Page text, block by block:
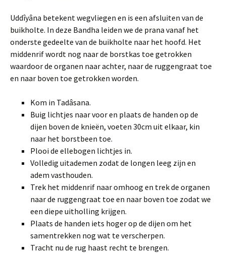
Uddîyâna betekent wegvliegen en is een afsluiten van de
buikholte. In deze Bandha leiden we de prana vanaf het
onderste gedeelte van de buikholte naar het hoofd. Het
middenrif wordt nog naar de borstkas toe getrokken
waardoor de organen naar achter, naar de ruggengraat toe
en naar boven toe getrokken worden.
Kom in Tadâsana.
Buig lichtjes naar voor en plaats de handen op de
dijen boven de knieën, voeten 30cm uit elkaar, kin
naar het borstbeen toe.
Plooi de ellebogen lichtjes in.
Volledig uitademen zodat de longen leeg zijn en
adem vasthouden.
Trek het middenrif naar omhoog en trek de organen
naar de ruggengraat toe en naar boven toe zodat we
een diepe uitholling krijgen.
Plaats de handen iets hoger op de dijen om het
samentrekken nog wat te verscherpen.
Tracht nu de rug haast recht te brengen.